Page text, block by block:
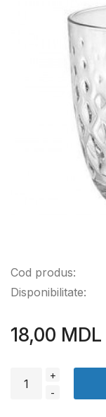
Cod produs:
Disponibilitate:
18,00 MDL
+
-